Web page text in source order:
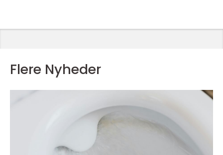
Flere Nyheder